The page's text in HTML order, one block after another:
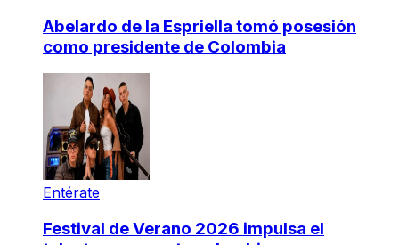
Abelardo de la Espriella tomó posesión
como presidente de Colombia
Entérate
Festival de Verano 2026 impulsa el